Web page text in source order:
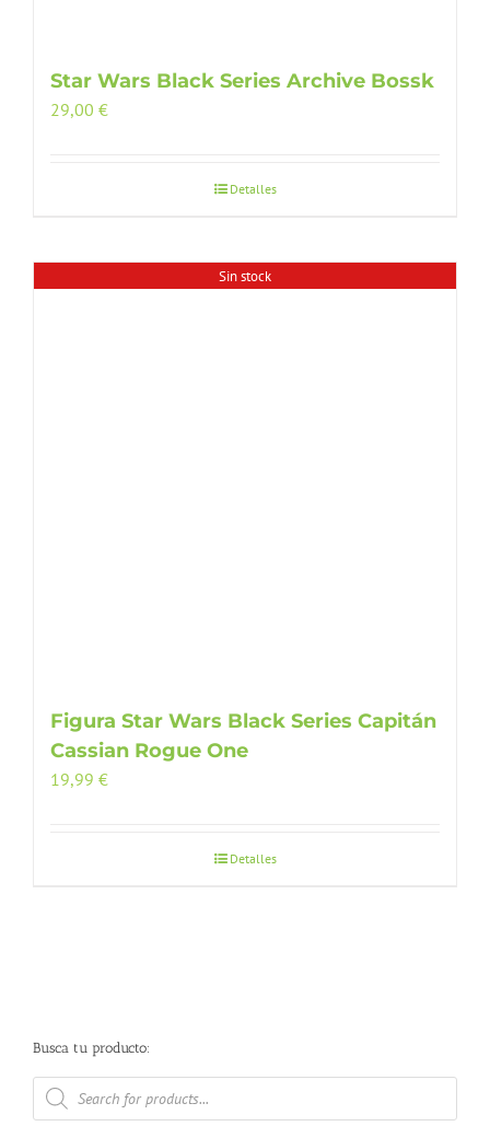
Star Wars Black Series Archive Bossk
29,00 €
Detalles
Sin stock
Figura Star Wars Black Series Capitán
Cassian Rogue One
19,99 €
Detalles
Busca tu producto:
Búsqueda
de
productos